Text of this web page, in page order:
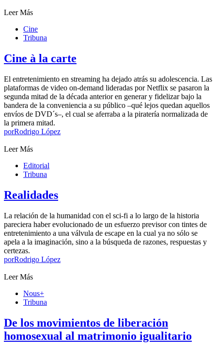
Leer Más
Cine
Tribuna
Cine à la carte
El entretenimiento en streaming ha dejado atrás su adolescencia. Las
plataformas de video on-demand lideradas por Netflix se pasaron la
segunda mitad de la década anterior en generar y fidelizar bajo la
bandera de la conveniencia a su público –qué lejos quedan aquellos
envíos de DVD´s–, el cual se aferraba a la piratería normalizada de
la primera mitad.
porRodrigo López
Leer Más
Editorial
Tribuna
Realidades
La relación de la humanidad con el sci-fi a lo largo de la historia
pareciera haber evolucionado de un esfuerzo previsor con tintes de
entretenimiento a una válvula de escape en la cual ya no sólo se
apela a la imaginación, sino a la búsqueda de razones, respuestas y
certezas.
porRodrigo López
Leer Más
Nous+
Tribuna
De los movimientos de liberación
homosexual al matrimonio igualitario